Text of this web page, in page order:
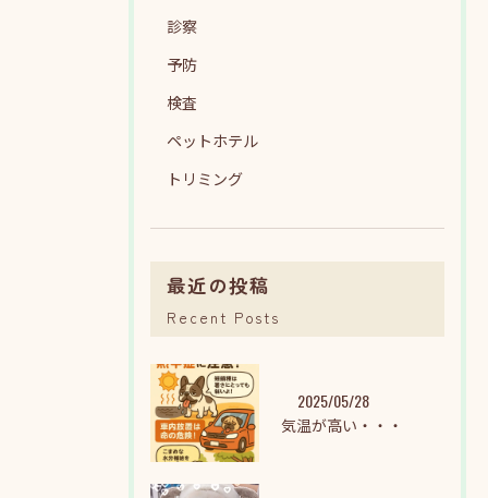
診察
予防
検査
ペットホテル
トリミング
最近の投稿
Recent Posts
2025/05/28
気温が高い・・・